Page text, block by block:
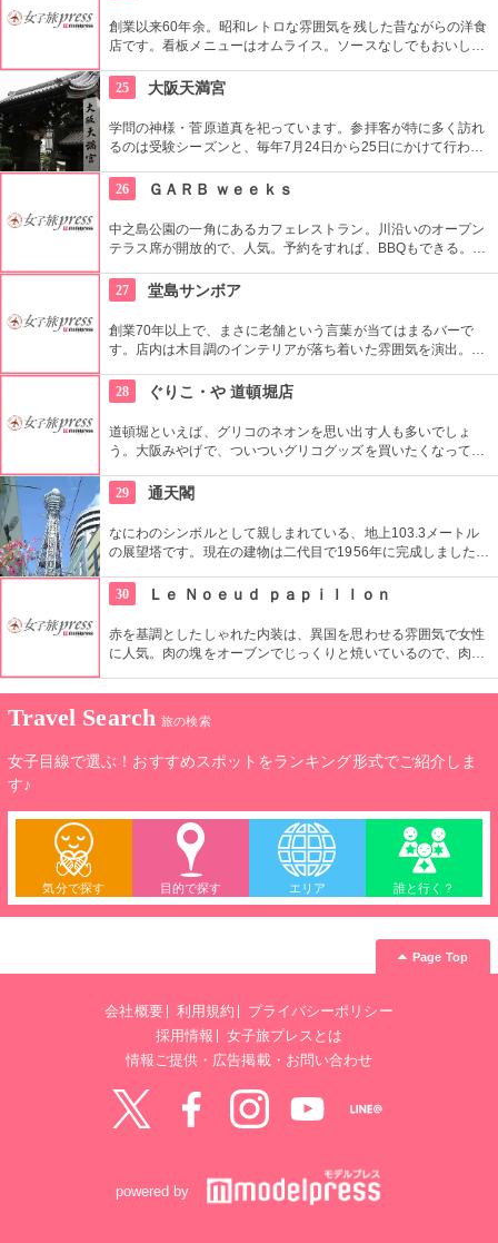
創業以来60年余。昭和レトロな雰囲気を残した昔ながらの洋食
店です。看板メニューはオムライス。ソースなしでもおいしい
（800円）にチャレンジするのも楽しそう。
25 大阪天満宮
学問の神様・菅原道真を祀っています。参拝客が特に多く訪れ
るのは受験シーズンと、毎年7月24日から25日にかけて行わ
もあるため、神前結婚式場と使われることも。
26 ＧＡＲＢ ｗｅｅｋｓ
中之島公園の一角にあるカフェレストラン。川沿いのオープン
テラス席が開放的で、人気。予約をすれば、BBQもできる。ピ
ツァのランチメニューが界隈のOLたちから評判。厳選された大
阪の野菜をたっぷり味わえる。
27 堂島サンボア
創業70年以上で、まさに老舗という言葉が当てはまるバーで
す。店内は木目調のインテリアが落ち着いた雰囲気を演出。ス
メリカンまでウイスキーが揃っているほか、カクテルやビール
なども楽しめます。料理メニューも好評で、食事しながら飲む
のにぴったりです。
28 ぐりこ・や 道頓堀店
道頓堀といえば、グリコのネオンを思い出す人も多いでしょ
う。大阪みやげで、ついついグリコグッズを買いたくなってし
刻版の文房具はいくつも買い集めたくなりそう。
29 通天閣
なにわのシンボルとして親しまれている、地上103.3メートル
の展望塔です。現在の建物は二代目で1956年に完成しました。
をぐるりと一望。黄金色に輝く5階展望台には、足の裏をなで
ると幸せが訪れるというビリケンさんの像が鎮座しています。
30 Ｌｅ Ｎｏｅｕｄ ｐａｐｉｌｌｏｎ
赤を基調としたしゃれた内装は、異国を思わせる雰囲気で女性
に人気。肉の塊をオーブンでじっくりと焼いているので、肉の
９８０円〜があり、グループで分けながら、わいわいと楽しめ
Travel Search 旅の検索
女子目線で選ぶ！おすすめスポットをランキング形式でご紹介しま
す♪
気分で探す 目的で探す エリア 誰と行く？
Page Top
会社概要 利用規約
プライバシーポリシー
採用情報
女子旅プレスとは
情報ご提供・広告掲載・お問い合わせ
powered by